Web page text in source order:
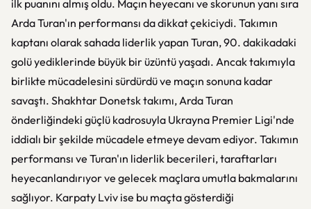
ilk puanını almış oldu. Maçın heyecanı ve skorunun yanı sıra
Arda Turan'ın performansı da dikkat çekiciydi. Takımın
kaptanı olarak sahada liderlik yapan Turan, 90. dakikadaki
golü yediklerinde büyük bir üzüntü yaşadı. Ancak takımıyla
birlikte mücadelesini sürdürdü ve maçın sonuna kadar
savaştı. Shakhtar Donetsk takımı, Arda Turan
önderliğindeki güçlü kadrosuyla Ukrayna Premier Ligi'nde
iddialı bir şekilde mücadele etmeye devam ediyor. Takımın
performansı ve Turan'ın liderlik becerileri, taraftarları
heyecanlandırıyor ve gelecek maçlara umutla bakmalarını
sağlıyor. Karpaty Lviv ise bu maçta gösterdiği